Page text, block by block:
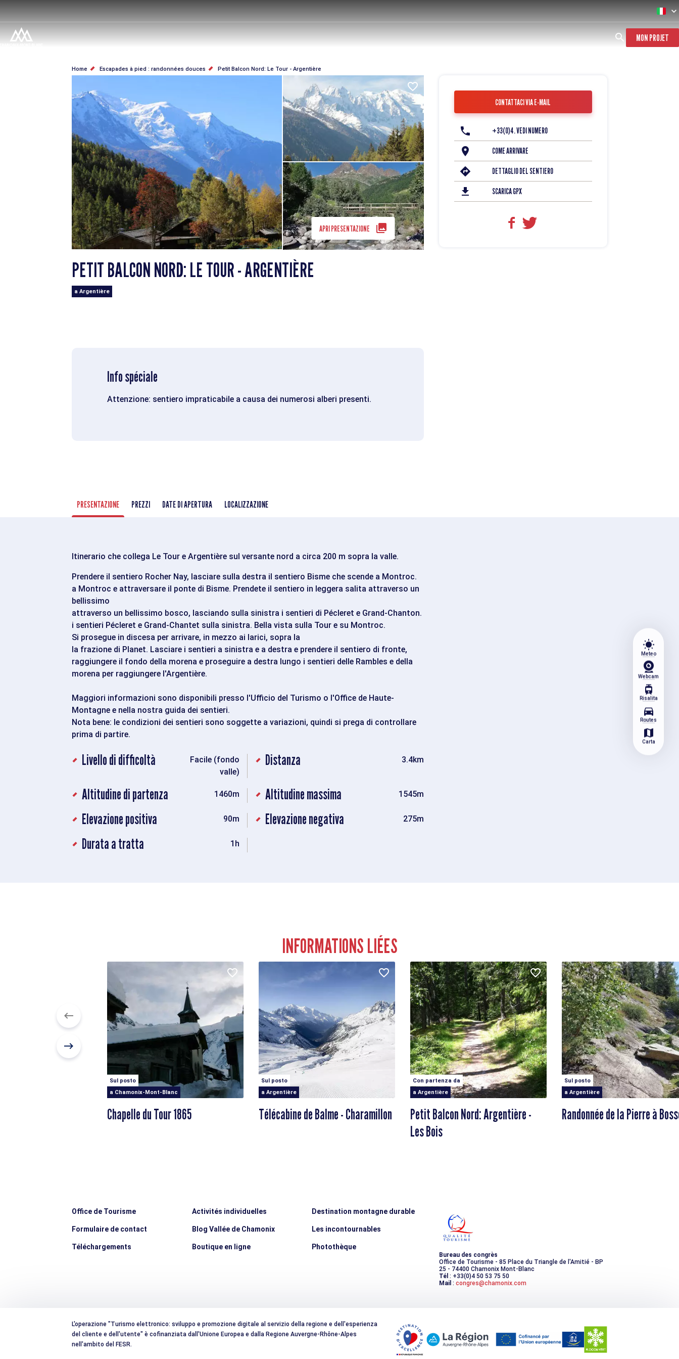
contenuto
principale
wb_sunny
Meteo
Webcam
tram
Risalita
directions_car
Routes
map
Carta
MON PROJET
BRICIOLE
PANE
Home Escapades à pied : randonnées douces Petit Balcon Nord: Le Tour - Argentière
APRI PRESENTAZIONE
PETIT BALCON NORD: LE TOUR - ARGENTIÈRE
a Argentière
Info spéciale
Attenzione: sentiero impraticabile a causa dei numerosi alberi presenti.
PRESENTAZIONE PREZZI DATE DI APERTURA LOCALIZZAZIONE
Itinerario che collega Le Tour e Argentière sul versante nord a circa 200 m sopra la valle.
Prendere il sentiero Rocher Nay, lasciare sulla destra il sentiero Bisme che scende a Montroc.
a Montroc e attraversare il ponte di Bisme. Prendete il sentiero in leggera salita attraverso un
bellissimo
attraverso un bellissimo bosco, lasciando sulla sinistra i sentieri di Pécleret e Grand-Chanton.
i sentieri Pécleret e Grand-Chantet sulla sinistra. Bella vista sulla Tour e su Montroc.
Si prosegue in discesa per arrivare, in mezzo ai larici, sopra la
la frazione di Planet. Lasciare i sentieri a sinistra e a destra e prendere il sentiero di fronte,
raggiungere il fondo della morena e proseguire a destra lungo i sentieri delle Rambles e della
morena per raggiungere l'Argentière.
Maggiori informazioni sono disponibili presso l'Ufficio del Turismo o l'Office de Haute-
Montagne e nella nostra guida dei sentieri.
Nota bene: le condizioni dei sentieri sono soggette a variazioni, quindi si prega di controllare
prima di partire.
Livello di difficoltà
Facile (fondo
valle)
Distanza 3.4km
Altitudine di partenza 1460m Altitudine massima 1545m
Elevazione positiva 90m Elevazione negativa 275m
Durata a tratta 1h
CONTATTACI VIA E-MAIL
+33(0)4. VEDI NUMERO
COME ARRIVARE
DETTAGLIO DEL SENTIERO
SCARICA GPX
INFORMATIONS LIÉES
Sul posto
a Chamonix-Mont-Blanc
Chapelle du Tour 1865
Sul posto
a Argentière
Télécabine de Balme - Charamillon
Con partenza da
a Argentière
Petit Balcon Nord: Argentière -
Les Bois
Sul posto
a Argentière
Randonnée de la Pierre à
Office de Tourisme
Formulaire de contact
Téléchargements
Activités individuelles
Blog Vallée de Chamonix
Boutique en ligne
Destination montagne durable
Les incontournables
Photothèque
Bureau des congrès
Office de Tourisme - 85 Place du Triangle de l'Amitié - BP
25 - 74400 Chamonix Mont-Blanc
Tél : +33(0)4 50 53 75 50
Mail : congres@chamonix.com
L'operazione "Turismo elettronico: sviluppo e promozione digitale al servizio della regione e dell'esperienza
del cliente e dell'utente" è cofinanziata dall'Unione Europea e dalla Regione Auvergne-Rhône-Alpes
nell'ambito del FESR.